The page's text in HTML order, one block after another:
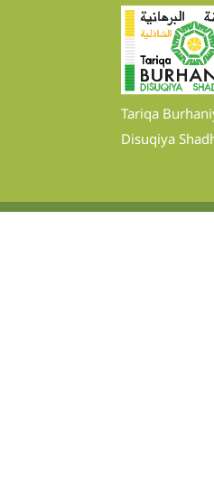
Tariqa
Disuqiya